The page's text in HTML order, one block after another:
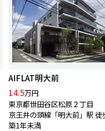
AIFLAT明大前
14.5万円
東京都世田谷区松原２丁目
京王井の頭線「明大前」駅 徒
築1年未満